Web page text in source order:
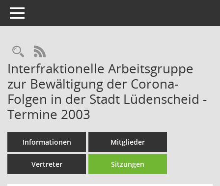
Toggle navigation
Rechercheauswahl
RSS-Feed
Interfraktionelle Arbeitsgruppe
zur Bewältigung der Corona-
Folgen in der Stadt Lüdenscheid -
Termine 2003
Informationen Mitglieder
Vertreter Sitzungen